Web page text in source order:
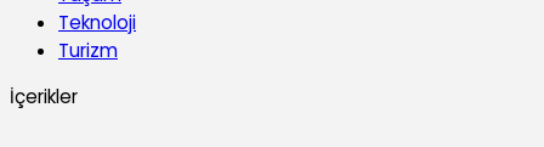
Teknoloji
Turizm
İçerikler